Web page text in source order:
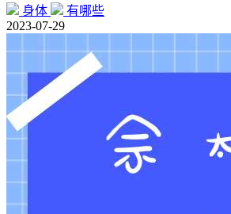
身体
有哪些
2023-07-29